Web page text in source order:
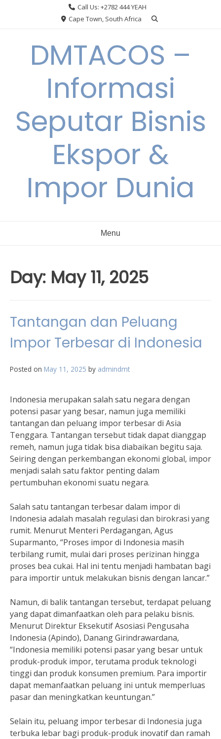
Call Us: +2782 444 YEAH
Cape Town, South Africa
DMTACOS –
Informasi
Seputar Bisnis
Ekspor &
Impor Dunia
Menu
Day: May 11, 2025
Tantangan dan Peluang
Impor Terbesar di Indonesia
Posted on May 11, 2025 by admindmt
Indonesia merupakan salah satu negara dengan
potensi pasar yang besar, namun juga memiliki
tantangan dan peluang impor terbesar di Asia
Tenggara. Tantangan tersebut tidak dapat dianggap
remeh, namun juga tidak bisa diabaikan begitu saja.
Seiring dengan perkembangan ekonomi global, impor
menjadi salah satu faktor penting dalam
pertumbuhan ekonomi suatu negara.
Salah satu tantangan terbesar dalam impor di
Indonesia adalah masalah regulasi dan birokrasi yang
rumit. Menurut Menteri Perdagangan, Agus
Suparmanto, “Proses impor di Indonesia masih
terbilang rumit, mulai dari proses perizinan hingga
proses bea cukai. Hal ini tentu menjadi hambatan bagi
para importir untuk melakukan bisnis dengan lancar.”
Namun, di balik tantangan tersebut, terdapat peluang
yang dapat dimanfaatkan oleh para pelaku bisnis.
Menurut Direktur Eksekutif Asosiasi Pengusaha
Indonesia (Apindo), Danang Girindrawardana,
“Indonesia memiliki potensi pasar yang besar untuk
produk-produk impor, terutama produk teknologi
tinggi dan produk konsumen premium. Para importir
dapat memanfaatkan peluang ini untuk memperluas
pasar dan meningkatkan keuntungan.”
Selain itu, peluang impor terbesar di Indonesia juga
terbuka lebar bagi produk-produk inovatif dan ramah